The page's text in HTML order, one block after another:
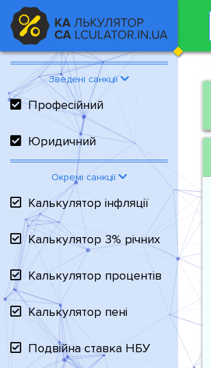
Зведені санкції
Професійний
Юридичний
Окремі санкції
Калькулятор інфляції
Калькулятор 3% річних
Калькулятор процентів
Калькулятор пені
Подвійна ставка НБУ